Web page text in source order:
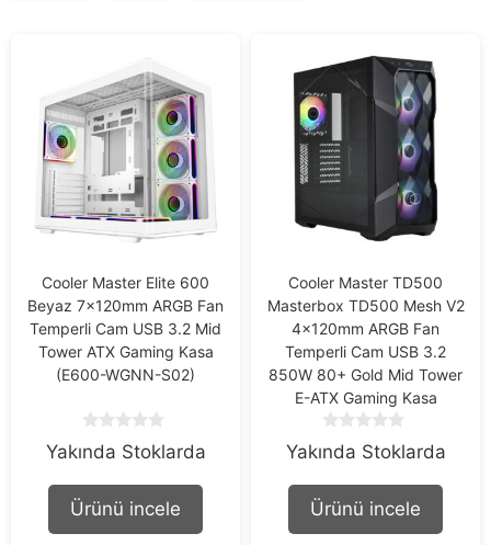
Cooler Master Elite 600
Beyaz 7x120mm ARGB Fan
Temperli Cam USB 3.2 Mid
Tower ATX Gaming Kasa
(E600-WGNN-S02)
o
o
f
Yakında Stoklarda
Ürünü incele
Cooler Master TD500
Masterbox TD500 Mesh V2
4x120mm ARGB Fan
Temperli Cam USB 3.2
850W 80+ Gold Mid Tower
E-ATX Gaming Kasa
o
o
f
Yakında Stoklarda
Ürünü incele